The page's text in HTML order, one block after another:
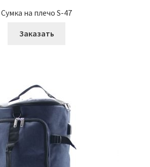
Сумка на плечо S-47
Заказать